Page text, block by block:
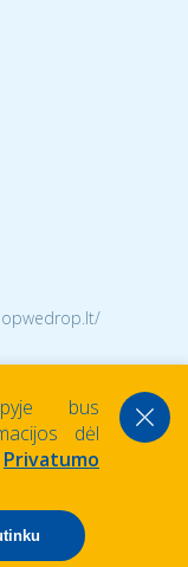
bus
dėl
Privatumo